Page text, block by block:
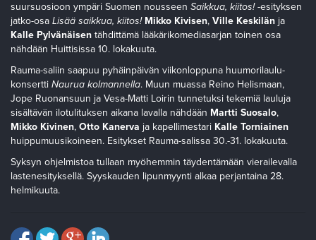
suursuosioon ympäri Suomen nousseen Saikkua, kiitos!-esityksen
jatko-osa Lisää saikkua, kiitos! Mikko Kivisen, Ville Keskilän ja
Kalle Pylvänäisen tähdittämä lääkärikomediasarjan toinen osa
nähdään Huittisissa 10. lokakuuta.
Rauma-saliin saapuu pyhäinpäivän viikonloppuna huumorilaulu-
konsertti Naurua kolmannella. Muun muassa Reino Helismaan,
Jope Ruonansuun ja Vesa-Matti Loirin tunnetuksi tekemiä lauluja
sisältävän ilotulituksen aikana lavalla nähdään Martti Suosalo,
Mikko Kivinen, Otto Kanerva ja kapellimestari Kalle Torniainen
huippumuusikoineen. Esitykset Rauma-salissa 30.-31. lokakuuta.
Syksyn ohjelmistoa tullaan myöhemmin täydentämään vierailevalla
lastenesityksellä. Syyskauden lipunmyynti alkaa perjantaina 28.
helmikuuta.